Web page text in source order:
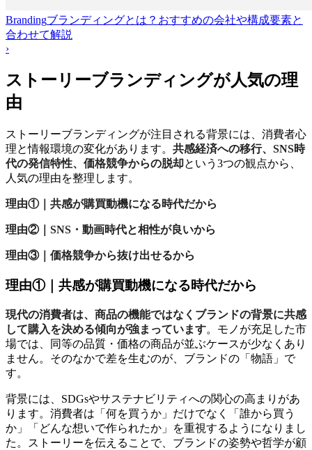
Brandingブランディングとは？おすすめの会社や構成要素と
合わせて解説
›
ストーリーブランディングが人気の理
由
ストーリーブランディングが注目される背景には、消費者心
理と情報環境の変化があります。 共感経済への移行、SNS時
代の発信特性、価格競争からの脱却という3つの観点から、
人気の理由を整理します。
理由①｜共感が購買動機になる時代だから
理由②｜SNS・動画時代と相性が良いから
理由③｜価格競争から抜け出せるから
理由①｜共感が購買動機になる時代だから
現代の消費者は、商品の機能ではなくブランドの背景に共感
して購入を決める傾向が強まっています。モノが充足した市
場では、同等の品質・価格の商品が並ぶケースが少なくあり
ません。そのなかで差を生むのが、ブランドの「物語」で
す。
背景には、SDGsやサステナビリティへの関心の高まりがあ
ります。消費者は「何を買うか」だけでなく「誰から買う
か」「どんな想いで作られたか」を重視するようになりまし
た。ストーリーを伝えることで、ブランドの姿勢や哲学が顧